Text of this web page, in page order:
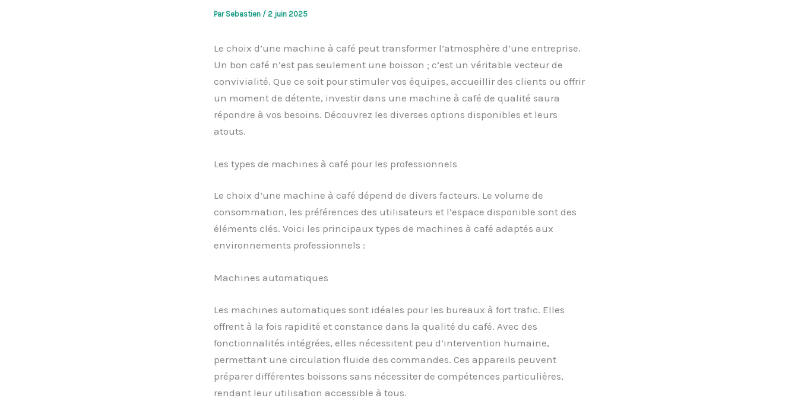
Par Sebastien / 2 juin 2025
Le choix d’une machine à café peut transformer l’atmosphère d’une entreprise.
Un bon café n’est pas seulement une boisson ; c’est un véritable vecteur de
convivialité. Que ce soit pour stimuler vos équipes, accueillir des clients ou offrir
un moment de détente, investir dans une machine à café de qualité saura
répondre à vos besoins. Découvrez les diverses options disponibles et leurs
atouts.
Les types de machines à café pour les professionnels
Le choix d’une machine à café dépend de divers facteurs. Le volume de
consommation, les préférences des utilisateurs et l’espace disponible sont des
éléments clés. Voici les principaux types de machines à café adaptés aux
environnements professionnels :
Machines automatiques
Les machines automatiques sont idéales pour les bureaux à fort trafic. Elles
offrent à la fois rapidité et constance dans la qualité du café. Avec des
fonctionnalités intégrées, elles nécessitent peu d’intervention humaine,
permettant une circulation fluide des commandes. Ces appareils peuvent
préparer différentes boissons sans nécessiter de compétences particulières,
rendant leur utilisation accessible à tous.